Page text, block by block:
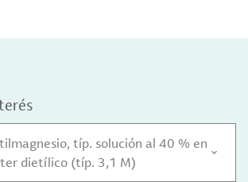
típ. solución al 40 % en
dietílico (típ. 3,1 M)